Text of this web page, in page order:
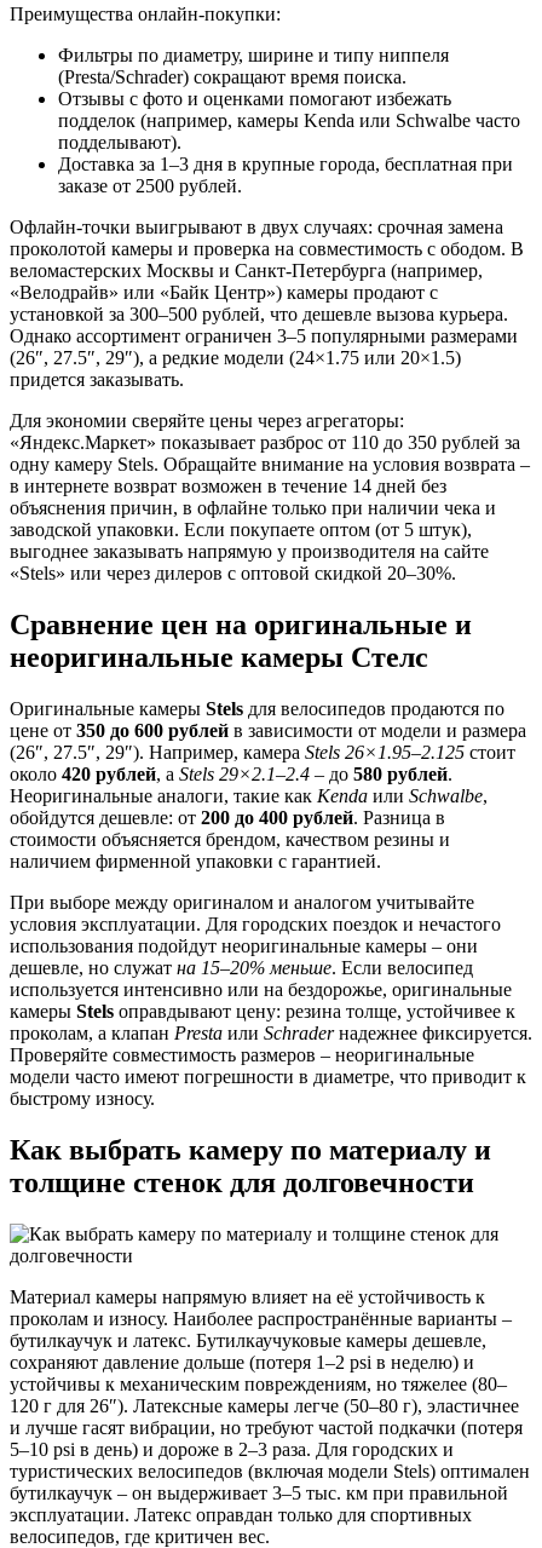
Преимущества онлайн-покупки:
Фильтры по диаметру, ширине и типу ниппеля
(Presta/Schrader) сокращают время поиска.
Отзывы с фото и оценками помогают избежать
подделок (например, камеры Kenda или Schwalbe часто
подделывают).
Доставка за 1–3 дня в крупные города, бесплатная при
заказе от 2500 рублей.
Офлайн-точки выигрывают в двух случаях: срочная замена
проколотой камеры и проверка на совместимость с ободом. В
веломастерских Москвы и Санкт-Петербурга (например,
«Велодрайв» или «Байк Центр») камеры продают с
установкой за 300–500 рублей, что дешевле вызова курьера.
Однако ассортимент ограничен 3–5 популярными размерами
(26″, 27.5″, 29″), а редкие модели (24×1.75 или 20×1.5)
придется заказывать.
Для экономии сверяйте цены через агрегаторы:
«Яндекс.Маркет» показывает разброс от 110 до 350 рублей за
одну камеру Stels. Обращайте внимание на условия возврата –
в интернете возврат возможен в течение 14 дней без
объяснения причин, в офлайне только при наличии чека и
заводской упаковки. Если покупаете оптом (от 5 штук),
выгоднее заказывать напрямую у производителя на сайте
«Stels» или через дилеров с оптовой скидкой 20–30%.
Сравнение цен на оригинальные и
неоригинальные камеры Стелс
Оригинальные камеры Stels для велосипедов продаются по
цене от 350 до 600 рублей в зависимости от модели и размера
(26″, 27.5″, 29″). Например, камера Stels 26×1.95–2.125 стоит
около 420 рублей, а Stels 29×2.1–2.4 – до 580 рублей.
Неоригинальные аналоги, такие как Kenda или Schwalbe,
обойдутся дешевле: от 200 до 400 рублей. Разница в
стоимости объясняется брендом, качеством резины и
наличием фирменной упаковки с гарантией.
При выборе между оригиналом и аналогом учитывайте
условия эксплуатации. Для городских поездок и нечастого
использования подойдут неоригинальные камеры – они
дешевле, но служат на 15–20% меньше. Если велосипед
используется интенсивно или на бездорожье, оригинальные
камеры Stels оправдывают цену: резина толще, устойчивее к
проколам, а клапан Presta или Schraderнадежнее фиксируется.
Проверяйте совместимость размеров – неоригинальные
модели часто имеют погрешности в диаметре, что приводит к
быстрому износу.
Как выбрать камеру по материалу и
толщине стенок для долговечности
Материал камеры напрямую влияет на её устойчивость к
проколам и износу. Наиболее распространённые варианты –
бутилкаучук и латекс. Бутилкаучуковые камеры дешевле,
сохраняют давление дольше (потеря 1–2 psi в неделю) и
устойчивы к механическим повреждениям, но тяжелее (80–
120 г для 26″). Латексные камеры легче (50–80 г), эластичнее
и лучше гасят вибрации, но требуют частой подкачки (потеря
5–10 psi в день) и дороже в 2–3 раза. Для городских и
туристических велосипедов (включая модели Stels) оптимален
бутилкаучук – он выдерживает 3–5 тыс. км при правильной
эксплуатации. Латекс оправдан только для спортивных
велосипедов, где критичен вес.